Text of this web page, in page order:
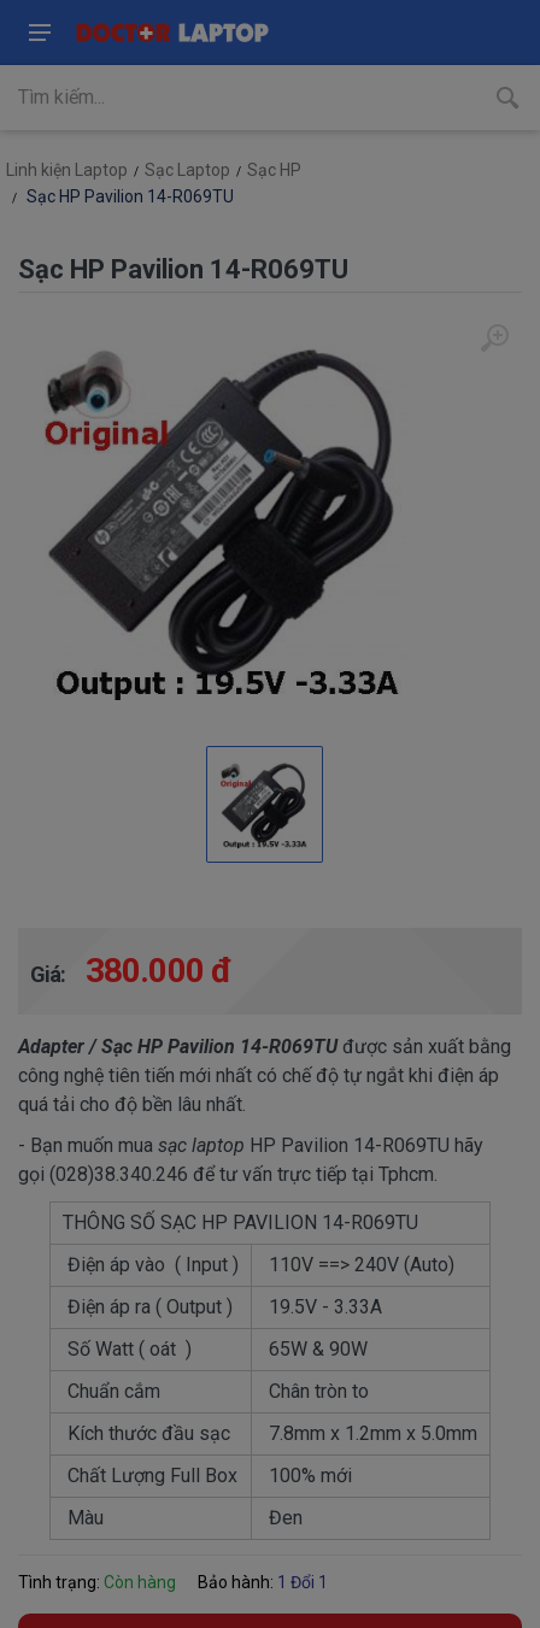
Linh kiện Laptop Sạc Laptop
Sạc HP
Sạc HP Pavilion 14-R069TU
Sạc HP Pavilion 14-R069TU
Giá: 380.000 đ
Adapter / Sạc HP Pavilion 14-R069TU được sản xuất bằng
công nghệ tiên tiến mới nhất có chế độ tự ngắt khi điện áp
quá tải cho độ bền lâu nhất.
- Bạn muốn mua sạc laptop HP Pavilion 14-R069TU hãy
gọi (028)38.340.246 để tư vấn trực tiếp tại Tphcm.
THÔNG SỐ SẠC HP PAVILION 14-R069TU
Điện áp vào ( Input )
110V ==> 240V (Auto)
Điện áp ra ( Output )
19.5V - 3.33A
Số Watt ( oát )
65W & 90W
Chuẩn cắm
Chân tròn to
Kích thước đầu sạc
7.8mm x 1.2mm x 5.0mm
Chất Lượng Full Box
100% mới
Màu
Đen
Tình trạng: Còn hàng Bảo hành: 1 Đổi 1